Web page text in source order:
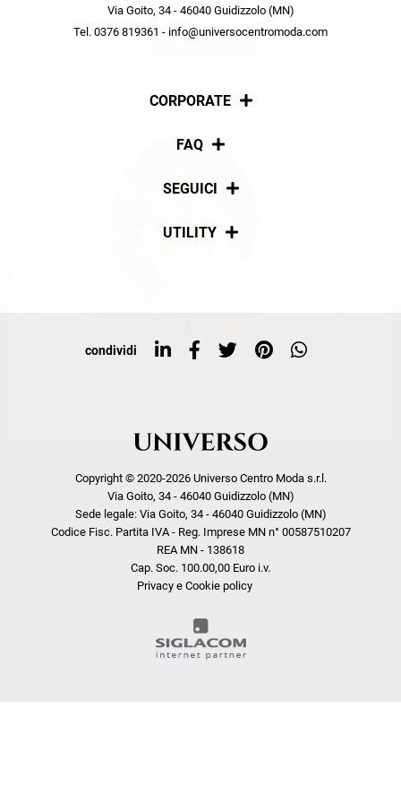
Via Goito, 34 - 46040 Guidizzolo (MN)
Tel. 0376 819361 - info@universocentromoda.com
CORPORATE
Chi siamo
FAQ
Pagamenti
SEGUICI
Social
UTILITY
Top ricerche
condividi
Copyright © 2020-2026 Universo Centro Moda s.r.l.
Via Goito, 34 - 46040 Guidizzolo (MN)
Sede legale: Via Goito, 34 - 46040 Guidizzolo (MN)
Codice Fisc. Partita IVA - Reg. Imprese MN n° 00587510207
REA MN - 138618
Cap. Soc. 100.00,00 Euro i.v.
Privacy e Cookie policy
scopri in anteprima le offerte in esclusiva a te riservate.
ISCRIVITI